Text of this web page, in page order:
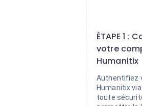
ÉTAPE 1 :
votre
Humanitix
Authentifiez
Humanitix
toute